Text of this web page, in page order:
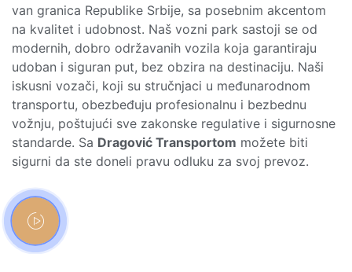
van granica Republike Srbije, sa posebnim akcentom
na kvalitet i udobnost. Naš vozni park sastoji se od
modernih, dobro održavanih vozila koja garantiraju
udoban i siguran put, bez obzira na destinaciju. Naši
iskusni vozači, koji su stručnjaci u međunarodnom
transportu, obezbeđuju profesionalnu i bezbednu
vožnju, poštujući sve zakonske regulative i sigurnosne
standarde. Sa Dragović Transportom možete biti
sigurni da ste doneli pravu odluku za svoj prevoz.